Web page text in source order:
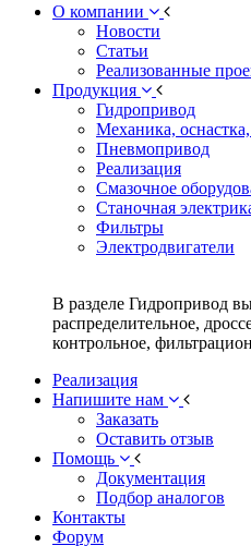
О компании
Новости
Статьи
Реализованные
Продукция
Гидропривод
Механика,
Пневмопривод
Реализация
Смазочное
Станочная
Фильтры
Электродвигатели
В разделе Гидропривод
распределительное,
контрольное,
Реализация
Напишите нам
Заказать
Оставить отзыв
Помощь
Документация
Подбор аналогов
Контакты
Форум